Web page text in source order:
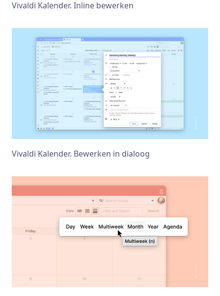
Vivaldi Kalender. Inline bewerken
Vivaldi Kalender. Bewerken in dialoog